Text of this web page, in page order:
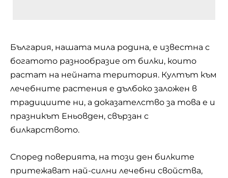
България, нашата мила родина, е известна с
богатото разнообразие от билки, които
растат на нейната територия. Култът към
лечебните растения е дълбоко заложен в
традициите ни, а доказателство за това е и
празникът Еньовден, свързан с
билкарството.
Според поверията, на този ден билките
притежават най-силни лечебни свойства,